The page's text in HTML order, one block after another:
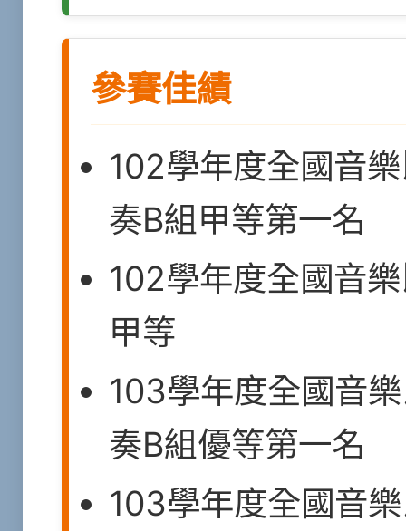
參賽佳績
102學年度全國音
奏B組甲等第一名
102學年度全國音
甲等
103學年度全國音
奏B組優等第一名
103學年度全國音